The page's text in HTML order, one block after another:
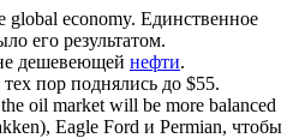
global economy. Единственное
его результатом.
дешевеющей нефти.
пор поднялись до $55.
oil market will be more balanced
Eagle Ford и Permian, чтобы